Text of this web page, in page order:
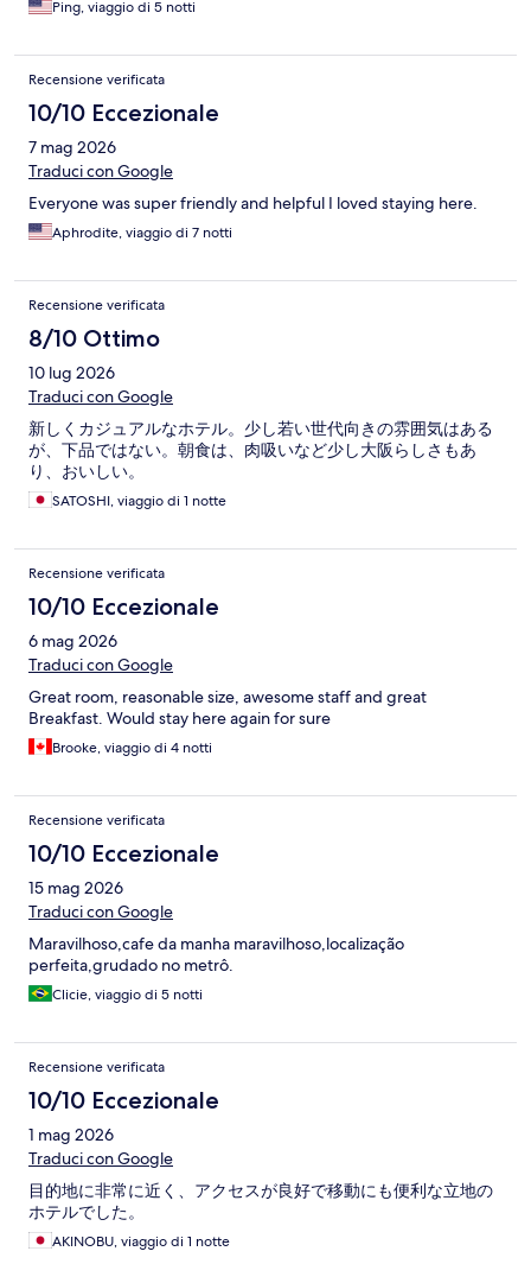
Ping, viaggio di 5 notti
Recensione verificata
10/10 Eccezionale
7 mag 2026
Traduci con Google
Everyone was super friendly and helpful I loved staying here.
Aphrodite, viaggio di 7 notti
Recensione verificata
8/10 Ottimo
10 lug 2026
Traduci con Google
新しくカジュアルなホテル。少し若い世代向きの雰囲気はある
が、下品ではない。朝食は、肉吸いなど少し大阪らしさもあ
り、おいしい。
SATOSHI, viaggio di 1 notte
Recensione verificata
10/10 Eccezionale
6 mag 2026
Traduci con Google
Great room, reasonable size, awesome staff and great
Breakfast. Would stay here again for sure
Brooke, viaggio di 4 notti
Recensione verificata
10/10 Eccezionale
15 mag 2026
Traduci con Google
Maravilhoso,cafe da manha maravilhoso,localização
perfeita,grudado no metrô.
Clicie, viaggio di 5 notti
Recensione verificata
10/10 Eccezionale
1 mag 2026
Traduci con Google
目的地に非常に近く、アクセスが良好で移動にも便利な立地の
ホテルでした。
AKINOBU, viaggio di 1 notte